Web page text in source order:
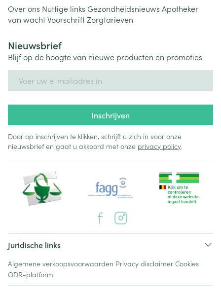
Over ons Nuttige links Gezondheidsnieuws Apotheker
van wachtVoorschriftZorgtarieven
Nieuwsbrief
Blijf op de hoogte van nieuwe producten en promoties
Inschrijven
Door op inschrijven te klikken, schrijft u zich in voor onze
nieuwsbrief en gaat u akkoord met onze privacy policy.
Juridische links
Algemene verkoopsvoorwaarden Privacy disclaimer Cookies
ODR-platform